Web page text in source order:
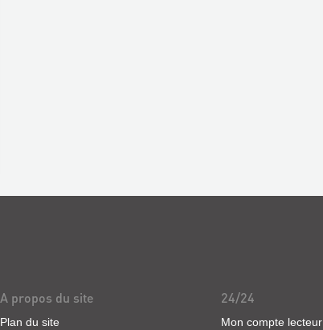
A propos du site
Plan du site
24/24
Mon compte lecteur